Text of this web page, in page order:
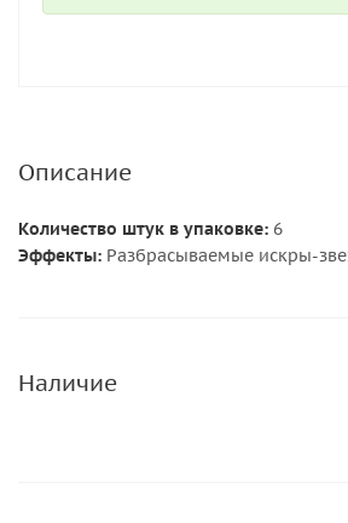
Описание
Количество штук в упаковке: 6
Эффекты: Разбрасываемые искры-
Наличие